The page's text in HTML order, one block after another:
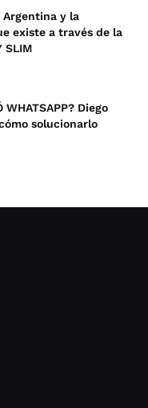
Argentina y la
existe a través de la
SLIM
WHATSAPP? Diego
solucionarlo